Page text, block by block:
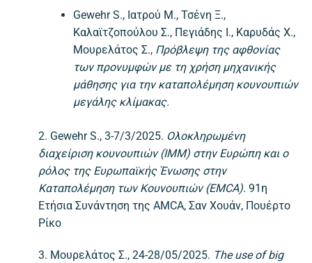
Gewehr S., Ιατρού Μ., Τσένη Ξ.,
Καλαϊτζοπούλου Σ., Πεγιάδης Ι., Καρυδάς Χ.,
Μουρελάτος Σ., Πρόβλεψη της αφθονίας
των προνυμφών με τη χρήση μηχανικής
μάθησης για την καταπολέμηση κουνουπιών
μεγάλης κλίμακας.
2. Gewehr S., 3-7/3/2025. Ολοκληρωμένη
διαχείριση κουνουπιών (IMM) στην Ευρώπη και ο
ρόλος της Ευρωπαϊκής Ένωσης στην
Καταπολέμηση των Κουνουπιών (EMCA). 91η
Ετήσια Συνάντηση της AMCA, Σαν Χουάν, Πουέρτο
Ρίκο
3. Μουρελάτος Σ., 24-28/05/2025. The use of big